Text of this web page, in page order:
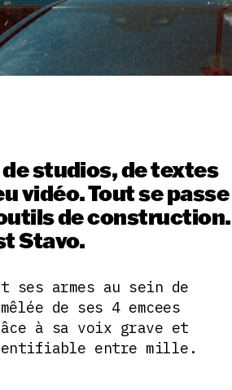
studios, de textes
vidéo. Tout se passe
de construction.
Stavo.
armes au sein de
de ses 4 emcees
à sa voix grave et
entre mille.